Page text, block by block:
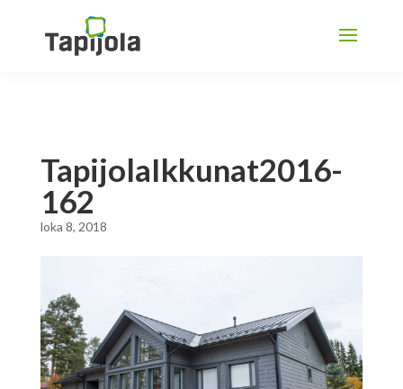
TapijolaIkkunat2016-
162
loka 8, 2018